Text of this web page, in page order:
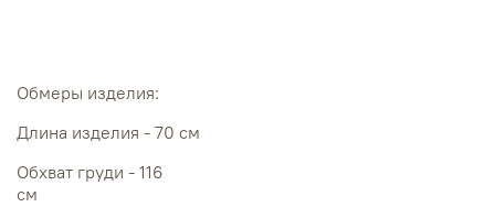
Обмеры изделия:
Длина изделия - 70 см
Обхват груди - 116
см